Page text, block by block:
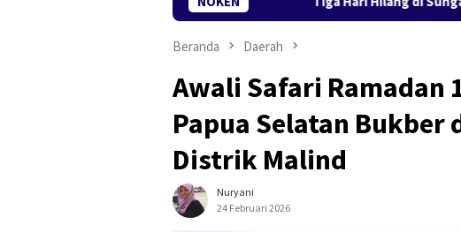
Beranda Daerah
Awali Safari Ramadan
Papua Selatan Bukber
Distrik Malind
Nuryani
24 Februari 2026